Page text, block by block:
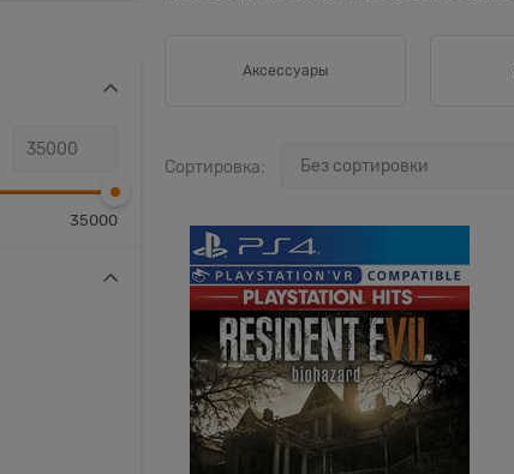
35000
Аксессуары
Сортировка: